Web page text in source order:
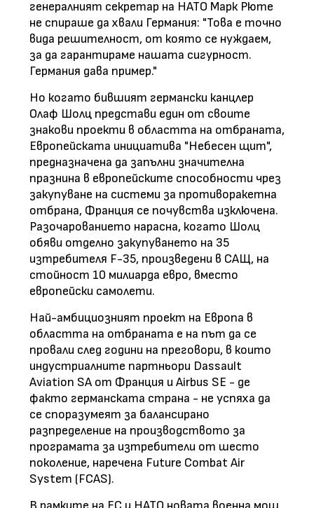
генералният секретар на НАТО Марк Рюте
не спираше да хвали Германия: "Това е точно
вида решителност, от която се нуждаем,
за да гарантираме нашата сигурност.
Германия дава пример."
Но когато бившият германски канцлер
Олаф Шолц представи един от своите
знакови проекти в областта на отбраната,
Европейската инициатива "Небесен щит",
предназначена да запълни значителна
празнина в европейските способности чрез
закупуване на системи за противоракетна
отбрана, Франция се почувства изключена.
Разочарованието нарасна, когато Шолц
обяви отделно закупуването на 35
изтребителя F-35, произведени в САЩ, на
стойност 10 милиарда евро, вместо
европейски самолети.
Най-амбициозният проект на Европа в
областта на отбраната е на път да се
провали след години на преговори, в които
индустриалните партньори Dassault
Aviation SA от Франция и Airbus SE - де
факто германската страна - не успяха да
се споразумеят за балансирано
разпределение на производството за
програмата за изтребители от шесто
поколение, наречена Future Combat Air
System (FCAS).